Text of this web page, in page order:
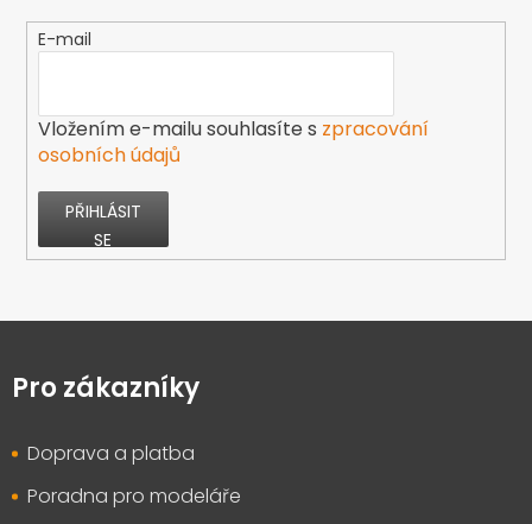
E-mail
Vložením e-mailu souhlasíte s zpracování
osobních údajů
PŘIHLÁSIT
SE
pPro zákazníky
Doprava a platba
Poradna pro modeláře